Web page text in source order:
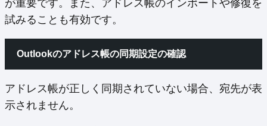
が重要です。また、アドレス帳のインポートや修復を
試みることも有効です。
Outlookのアドレス帳の同期設定の確認
アドレス帳が正しく同期されていない場合、宛先が表
示されません。